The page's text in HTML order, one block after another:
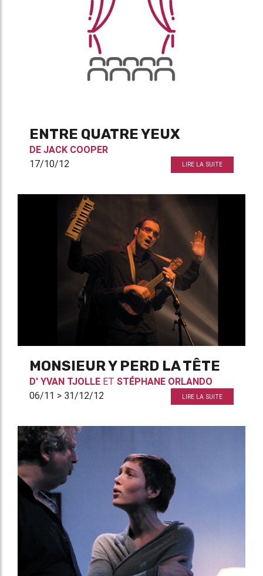
ENTRE QUATRE YEUX
DE JACK COOPER
17/10/12
LIRE LA SUITE
MONSIEUR Y PERD LA TÊTE
D' YVAN TJOLLE ET STÉPHANE ORLANDO
06/11 > 31/12/12
LIRE LA SUITE